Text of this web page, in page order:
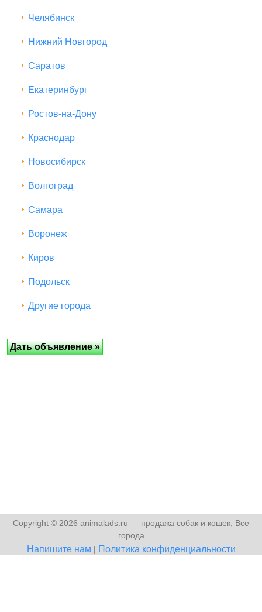
Челябинск
Нижний Новгород
Саратов
Екатеринбург
Ростов-на-Дону
Краснодар
Новосибирск
Волгоград
Самара
Воронеж
Киров
Подольск
Другие города
Copyright © 2026 animalads.ru — продажа собак и кошек, Все
города
Напишите нам Политика конфиденциальности